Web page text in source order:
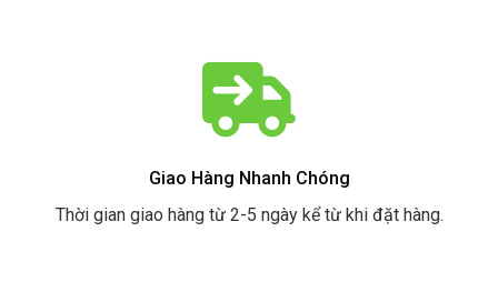
Giao Hàng Nhanh Chóng
Thời gian giao hàng từ 2-5 ngày kể từ khi đặt hàng.